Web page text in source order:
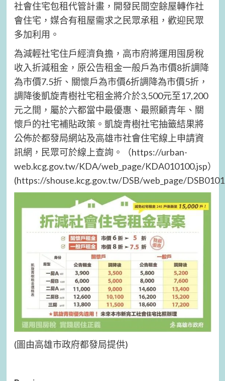
社會住宅包租代管計畫，開發民間空餘屋轉作社
會住宅，媒合有租屋需求之民眾承租，歡迎民眾
多加利用。
為減輕社宅住戶經濟負擔，高市府將運用囤房稅
收入折減租金，原公告租金一般戶為市價8折調降
為市價7.5折、關懷戶為市價6折調降為市價5折，
調降後凱旋青樹社宅租金將介於3,500元至17,200
元之間，屬於六都當中最優惠、最照顧青年、關
懷戶的社宅補貼政策。凱旋青樹社宅抽籤結果將
公佈於都發局網站及高雄市社會住宅線上申請資
訊網，民眾可於線上查詢。（https://urban-
web.kcg.gov.tw/KDA/web_page/KDA010100.jsp）
(https://shouse.kcg.gov.tw/DSB/web_page/
(圖由高雄市政府都發局提供)